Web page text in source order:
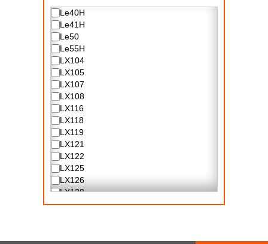
Le40H
Le41H
Le50
Le55H
LX104
LX105
LX107
LX108
LX116
LX118
LX119
LX121
LX122
LX125
LX126
LX128
LX130
LX136